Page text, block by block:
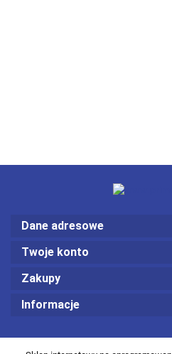
Dane adresowe
Twoje konto
Zakupy
Informacje